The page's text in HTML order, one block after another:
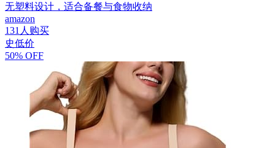
无塑料设计，适合备餐与食物收纳
amazon
131人购买
史低价
50% OFF